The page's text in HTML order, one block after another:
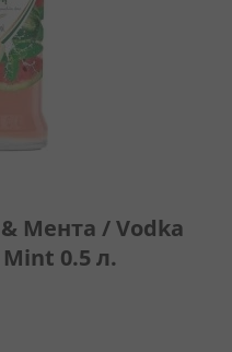
Мента / Vodka
0.5 л.